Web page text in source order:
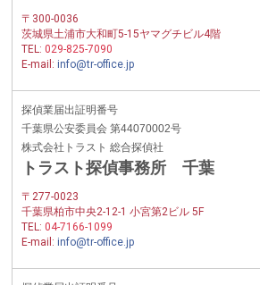
〒300-0036
茨城県土浦市大和町5-15ヤマグチビル4階
TEL:029-825-7090
E-mail:info@tr-office.jp
探偵業届出証明番号
千葉県公安委員会 第44070002号
株式会社トラスト 総合探偵社
トラスト探偵事務所 千葉
〒277-0023
千葉県柏市中央2-12-1 小宮第2ビル 5F
TEL:04-7166-1099
E-mail:info@tr-office.jp